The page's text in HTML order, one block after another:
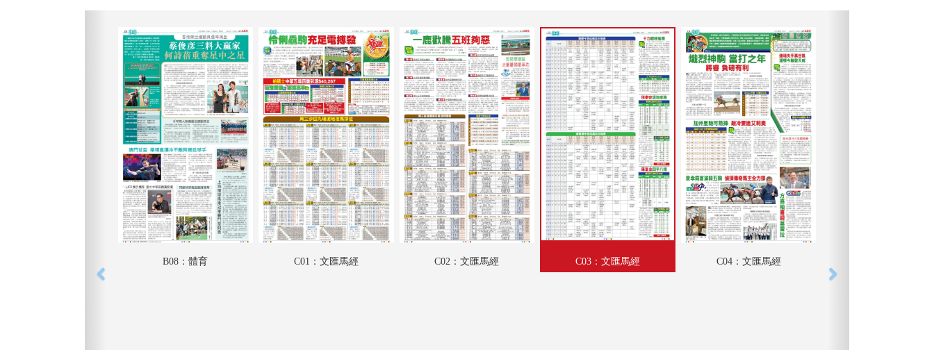
A19：港聞
A20：香江載道
A21：特刊
A22：集思匯
A23：國際
A24：國際
B01：特刊
B02：財經
B08：體育 C01：文匯馬經 C02：文匯馬經 C03：文匯馬經 C04：文匯馬經